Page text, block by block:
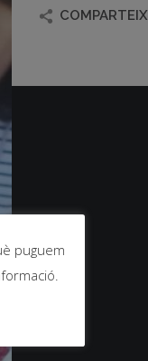
COMPARTEIX
puguem